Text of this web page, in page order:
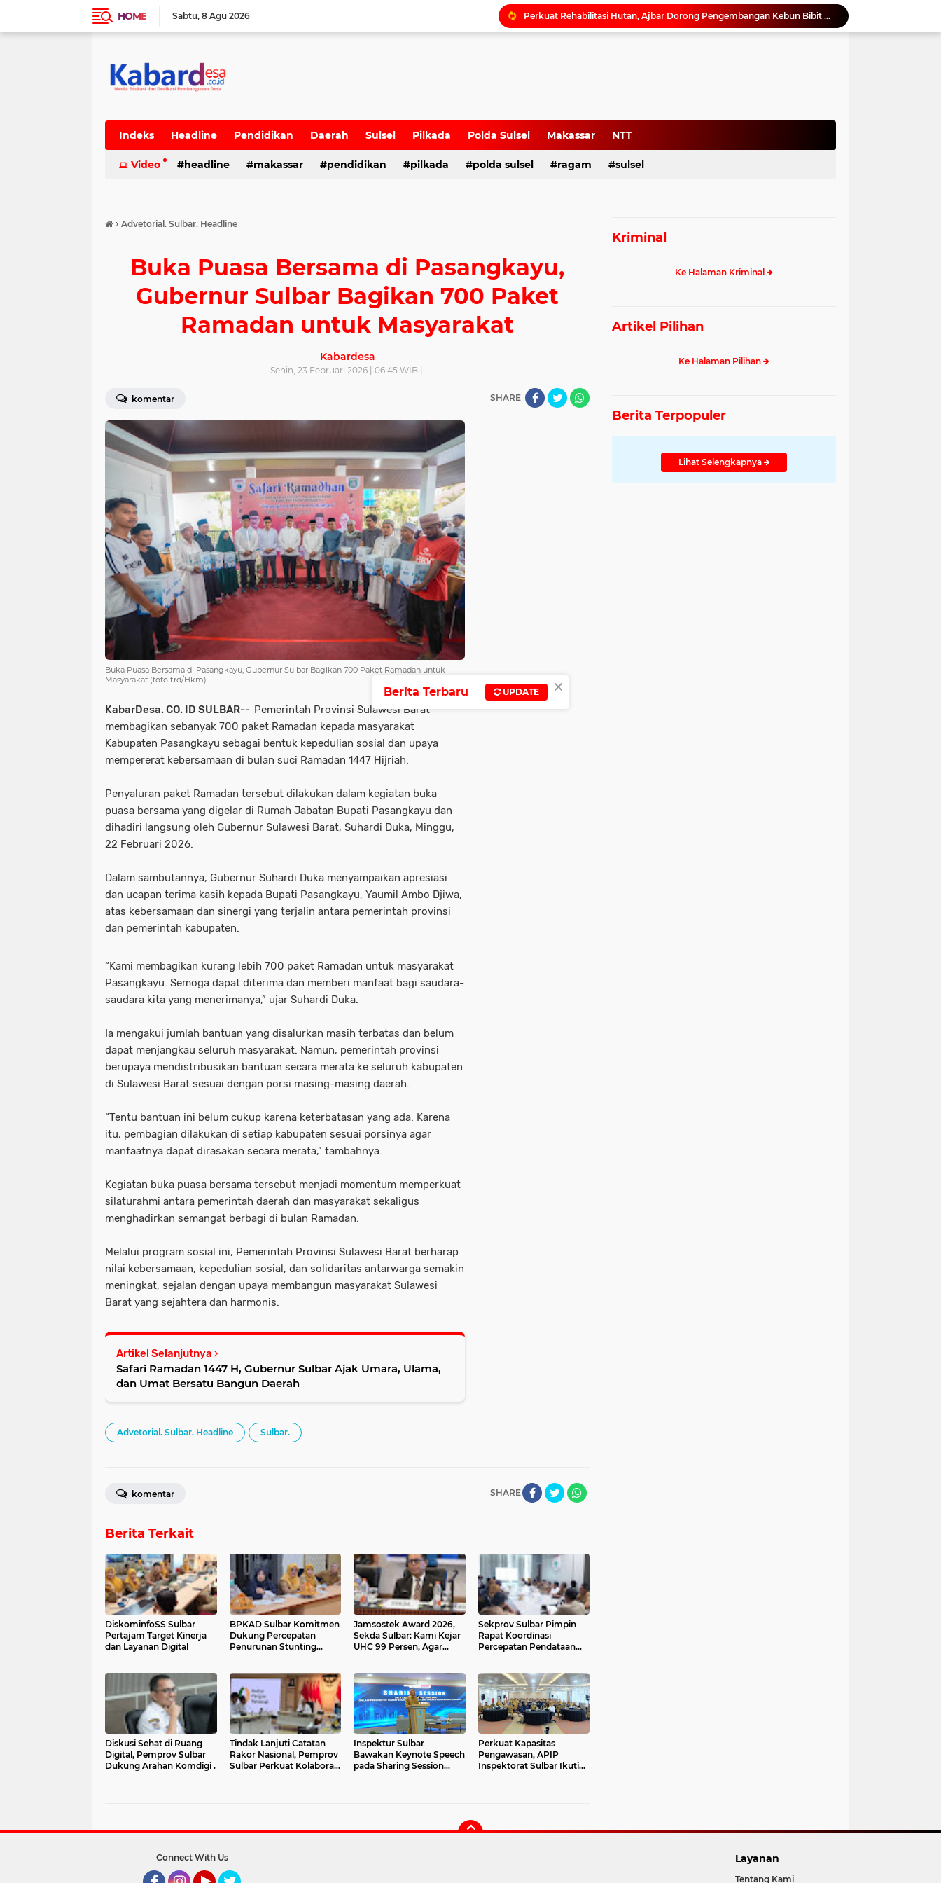
HOME Sabtu 8 Agu 2026
Perkuat Rehabilitasi Hutan, Ajbar Dorong Pengembangan Kebun Bibit Rakyat di Sulbar
Pemprov Sulbar Kawal Tata Kelola Tambang Pasir Laut, Kabid Minerba Pimpin Rapat RKAB PT. Kulaka Jaya Perkasa
Kadis ESDM Bujaeramy : Pentingnya Persiapan yang Matang dan Sinergitas Sukseskan HUT RI ke-81 dan Hari Jadi Sulawesi Barat ke-22
Indeks Headline Pendidikan Daerah Sulsel Pilkada Polda Sulsel Makassar NTT
Video headline makassar pendidikan pilkada polda sulsel ragam sulsel
› Advetorial. Sulbar. Headline
Buka Puasa Bersama di Pasangkayu,
Gubernur Sulbar Bagikan 700 Paket
Ramadan untuk Masyarakat
Kabardesa
Senin, 23 Februari 2026 | 06:45 WIB |
komentar SHARE
Buka Puasa Bersama di Pasangkayu, Gubernur Sulbar Bagikan 700 Paket Ramadan untuk
Masyarakat (foto frd/Hkm)
KabarDesa. CO. ID SULBAR-- Pemerintah Provinsi Sulawesi Barat
membagikan sebanyak 700 paket Ramadan kepada masyarakat
Kabupaten Pasangkayu sebagai bentuk kepedulian sosial dan upaya
mempererat kebersamaan di bulan suci Ramadan 1447 Hijriah.
Penyaluran paket Ramadan tersebut dilakukan dalam kegiatan buka
puasa bersama yang digelar di Rumah Jabatan Bupati Pasangkayu dan
dihadiri langsung oleh Gubernur Sulawesi Barat, Suhardi Duka, Minggu,
22 Februari 2026.
Dalam sambutannya, Gubernur Suhardi Duka menyampaikan apresiasi
dan ucapan terima kasih kepada Bupati Pasangkayu, Yaumil Ambo Djiwa,
atas kebersamaan dan sinergi yang terjalin antara pemerintah provinsi
dan pemerintah kabupaten.
“Kami membagikan kurang lebih 700 paket Ramadan untuk masyarakat
Pasangkayu. Semoga dapat diterima dan memberi manfaat bagi saudara-
saudara kita yang menerimanya,” ujar Suhardi Duka.
Ia mengakui jumlah bantuan yang disalurkan masih terbatas dan belum
dapat menjangkau seluruh masyarakat. Namun, pemerintah provinsi
berupaya mendistribusikan bantuan secara merata ke seluruh kabupaten
di Sulawesi Barat sesuai dengan porsi masing-masing daerah.
“Tentu bantuan ini belum cukup karena keterbatasan yang ada. Karena
itu, pembagian dilakukan di setiap kabupaten sesuai porsinya agar
manfaatnya dapat dirasakan secara merata,” tambahnya.
Kegiatan buka puasa bersama tersebut menjadi momentum memperkuat
silaturahmi antara pemerintah daerah dan masyarakat sekaligus
menghadirkan semangat berbagi di bulan Ramadan.
Melalui program sosial ini, Pemerintah Provinsi Sulawesi Barat berharap
nilai kebersamaan, kepedulian sosial, dan solidaritas antarwarga semakin
meningkat, sejalan dengan upaya membangun masyarakat Sulawesi
Barat yang sejahtera dan harmonis.
Artikel Selanjutnya
Safari Ramadan 1447 H, Gubernur Sulbar Ajak Umara, Ulama,
dan Umat Bersatu Bangun Daerah
Advetorial. Sulbar. Headline Sulbar.
SHARE
komentar
Berita Terkait
DiskominfoSS Sulbar
Pertajam Target Kinerja
dan Layanan Digital
BPKAD Sulbar Komitmen
Dukung Percepatan
Penurunan Stunting
Akuntabel
Jamsostek Award 2026,
Sekda Sulbar: Kami Kejar
UHC 99 Persen, Agar
Sekprov Sulbar Pimpin
Rapat Koordinasi
Percepatan Pendataan
Dilakukan
‎Diskusi Sehat di Ruang
Digital, Pemprov Sulbar
Dukung Arahan Komdigi .
Tindak Lanjuti Catatan
Rakor Nasional, Pemprov
Sulbar Perkuat Kolaborasi
Inspektur Sulbar
Bawakan Keynote Speech
pada Sharing Session
Perkuat Kapasitas
Pengawasan, APIP
Inspektorat Sulbar Ikuti
Kriminal
Ke Halaman Kriminal
Artikel Pilihan
Ke Halaman Pilihan
Berita Terpopuler
Lihat Selengkapnya
Connect With Us Layanan
Tentang Kami
×
Berita Terbaru UPDATE